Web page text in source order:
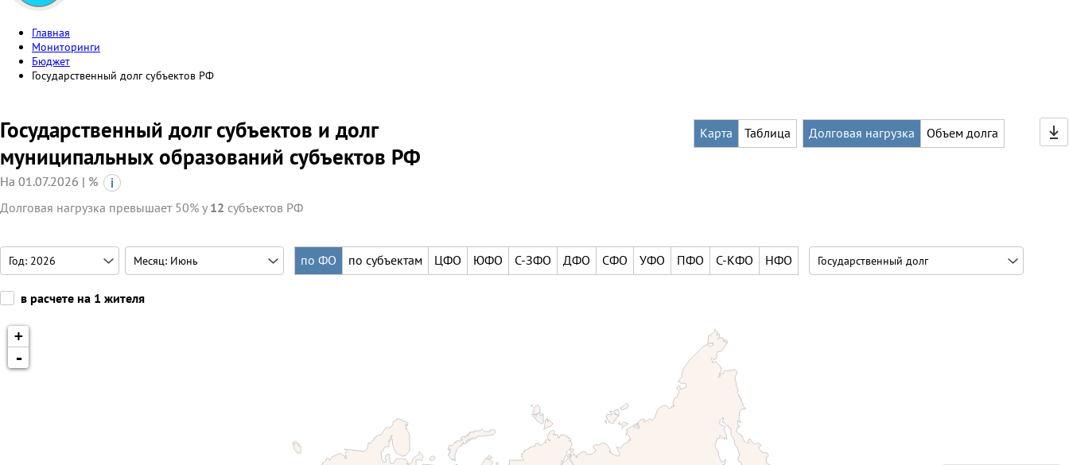
Главная
Мониторинги
Бюджет
Государственный долг субъектов РФ
Государственный долг субъектов и долг
муниципальных образований субъектов РФ
На 01.07.2026 | %
Долговая нагрузка превышает 50% у 12 субъектов РФ
Карта Таблица Долговая нагрузка Объем долга
по ФО по субъектам ЦФО ЮФО С-ЗФО ДФО СФО УФО ПФО С-КФО НФО
в расчете на 1 жителя
+
-